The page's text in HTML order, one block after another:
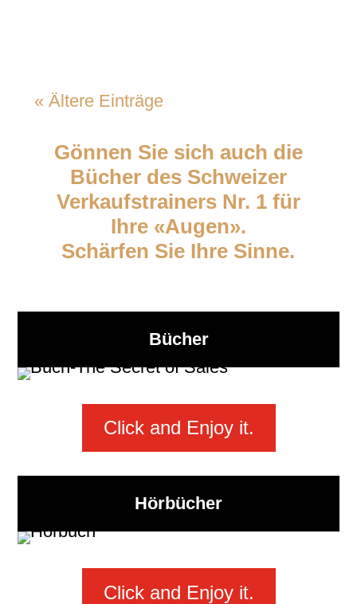
« Ältere Einträge
Gönnen Sie sich auch die
Bücher des Schweizer
Verkaufstrainers Nr. 1 für
Ihre «Augen».
Schärfen Sie Ihre Sinne.
Bücher
Click and Enjoy it.
Hörbücher
Click and Enjoy it.